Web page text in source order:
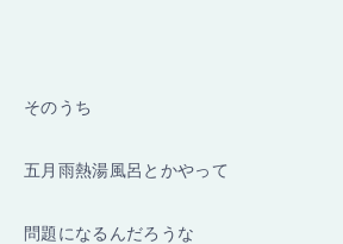
そのうち
五月雨熱湯風呂とかやって
問題になるんだろうな